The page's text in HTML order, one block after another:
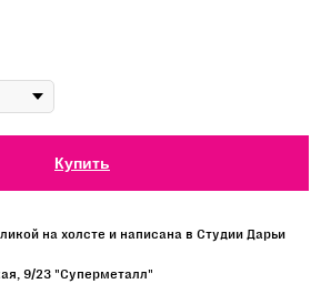
Купить
на холсте и написана в Студии Дарьи
9/23 "Суперметалл"